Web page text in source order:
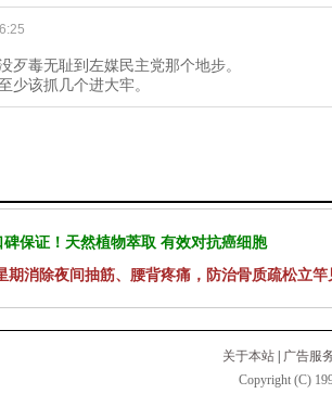
歹毒无耻到左媒民主党那个地步。
少该抓几个进大牢。
保证！天然植物萃取 有效对抗癌细胞
期消除夜间抽筋、腰背疼痛，防治骨质疏松立竿
关于本站
广告服
Copyright (C)